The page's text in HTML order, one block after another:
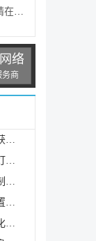
刷
络
商
洛克王国世界武者鸡怎么得 武者鸡获得方式
洛克王国世界双灯鱼多少级进化 双灯鱼进化等级介绍
洛克王国世界哪些属性克制 属性克制表分享
洛克王国世界燃薪虫在哪 燃薪虫位置详解
洛克王国世界精灵怎么进化 精灵进化方式